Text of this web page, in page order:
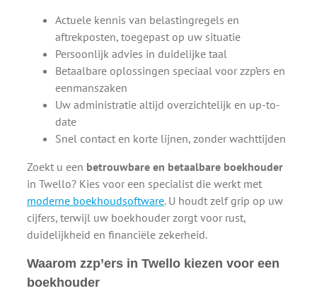
Actuele kennis van belastingregels en
aftrekposten, toegepast op uw situatie
Persoonlijk advies in duidelijke taal
Betaalbare oplossingen speciaal voor zzp’ers en
eenmanszaken
Uw administratie altijd overzichtelijk en up-to-
date
Snel contact en korte lijnen, zonder wachttijden
Zoekt u een betrouwbare en betaalbare boekhouder
in Twello? Kies voor een specialist die werkt met
moderne boekhoudsoftware. U houdt zelf grip op uw
cijfers, terwijl uw boekhouder zorgt voor rust,
duidelijkheid en financiële zekerheid.
Waarom zzp’ers in Twello kiezen voor een
boekhouder